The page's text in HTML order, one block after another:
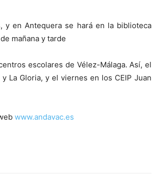
y en Antequera se hará en la biblioteca
mañana y tarde
escolares de Vélez-Málaga. Así, el
La Gloria, y el viernes en los CEIP Juan
www.andavac.es